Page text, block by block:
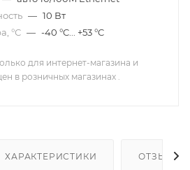
— 10 Вт
°С — -40 °C... +53 °C
для интернет-магазина и
в розничных магазинах .
ХАРАКТЕРИСТИКИ ОТЗЫВЫ